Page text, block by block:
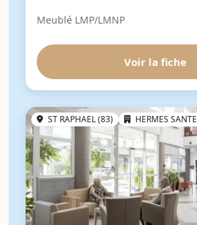
Meublé LMP/LMNP
Voir la fiche
ST RAPHAEL (83) HERMES SANTE